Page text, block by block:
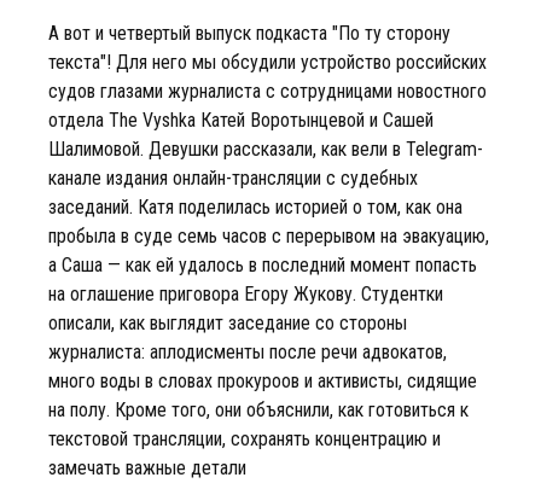
А вот и четвертый выпуск подкаста "По ту сторону
текста"! Для него мы обсудили устройство российских
судов глазами журналиста с сотрудницами новостного
отдела The Vyshka Катей Воротынцевой и Сашей
Шалимовой. Девушки рассказали, как вели в Telegram-
канале издания онлайн-трансляции с судебных
заседаний. Катя поделилась историей о том, как она
пробыла в суде семь часов с перерывом на эвакуацию,
а Саша — как ей удалось в последний момент попасть
на оглашение приговора Егору Жукову. Студентки
описали, как выглядит заседание со стороны
журналиста: аплодисменты после речи адвокатов,
много воды в словах прокуроов и активисты, сидящие
на полу. Кроме того, они объяснили, как готовиться к
текстовой трансляции, сохранять концентрацию и
замечать важные детали